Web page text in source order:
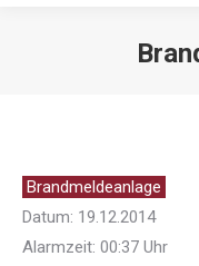
Brandmeldeanlage
Datum: 19.12.2014
Alarmzeit: 00:37 Uhr